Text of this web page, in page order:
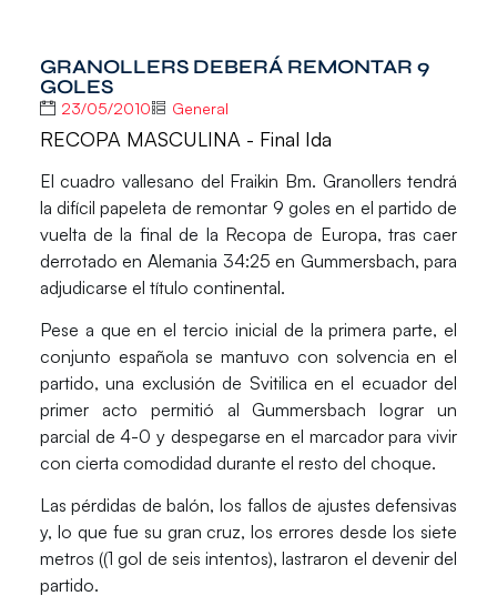
GRANOLLERS DEBERÁ REMONTAR 9
GOLES
23/05/2010 General
RECOPA MASCULINA - Final Ida
El cuadro vallesano del Fraikin Bm. Granollers tendrá
la difícil papeleta de remontar 9 goles en el partido de
vuelta de la final de la Recopa de Europa, tras caer
derrotado en Alemania 34:25 en Gummersbach, para
adjudicarse el título continental.
Pese a que en el tercio inicial de la primera parte, el
conjunto española se mantuvo con solvencia en el
partido, una exclusión de Svitilica en el ecuador del
primer acto permitió al Gummersbach lograr un
parcial de 4-0 y despegarse en el marcador para vivir
con cierta comodidad durante el resto del choque.
Las pérdidas de balón, los fallos de ajustes defensivas
y, lo que fue su gran cruz, los errores desde los siete
metros ((1 gol de seis intentos), lastraron el devenir del
partido.